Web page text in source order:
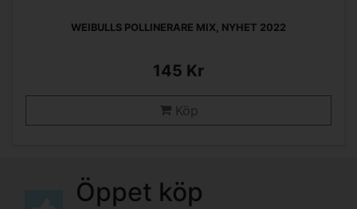
WEIBULLS POLLINERARE MIX, NYHET 2022
145 Kr
Köp
Öppet köp